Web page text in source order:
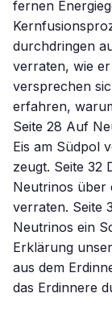
fernen
durchdringen
verraten, wie
versprechen
erfahren,
Seite 28 Auf
Eis am Südpol
zeugt. Seite 32
Neutrinos über
verraten. Seite
Neutrinos ein
Erklärung
aus dem
das Erdinnere